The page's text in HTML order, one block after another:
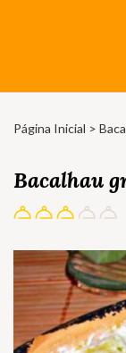
Página Inicial >
Bacalhau